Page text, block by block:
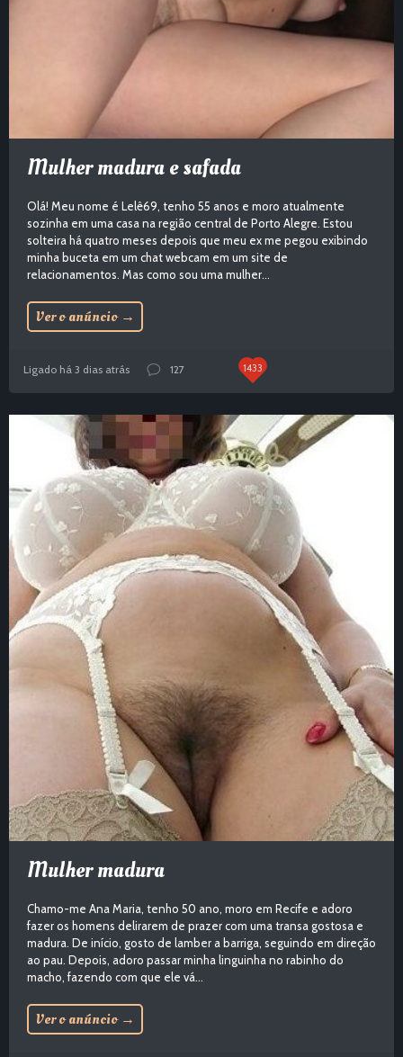
Mulher madura e safada
Olá! Meu nome é Lelê69, tenho 55 anos e moro atualmente
sozinha em uma casa na região central de Porto Alegre. Estou
solteira há quatro meses depois que meu ex me pegou exibindo
minha buceta em um chat webcam em um site de
relacionamentos. Mas como sou uma mulher...
Ver o anúncio →
Ligado há 3 dias atrás 127 1433
Mulher madura
Chamo-me Ana Maria, tenho 50 ano, moro em Recife e adoro
fazer os homens delirarem de prazer com uma transa gostosa e
madura. De início, gosto de lamber a barriga, seguindo em direção
ao pau. Depois, adoro passar minha linguinha no rabinho do
macho, fazendo com que ele vá...
Ver o anúncio →